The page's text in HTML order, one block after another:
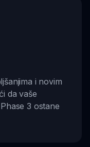
i novim
da vaše
3 ostane